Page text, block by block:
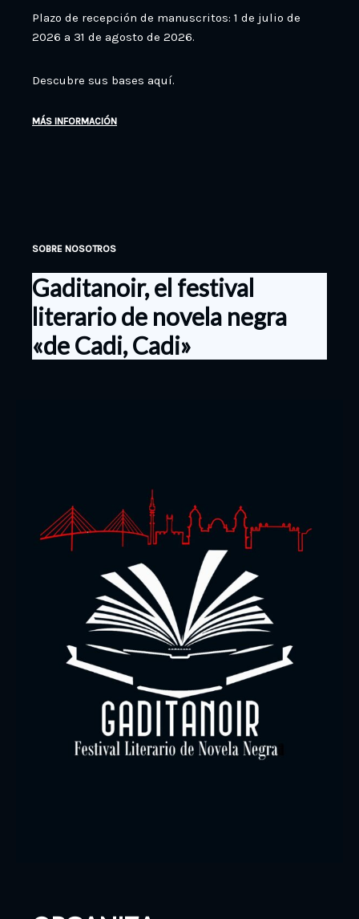
Plazo de recepción de manuscritos: 1 de julio de
2026 a 31 de agosto de 2026.
Descubre sus bases aquí.
MÁS INFORMACIÓN
SOBRE NOSOTROS
Gaditanoir, el festival
literario de novela negra
«de Cadi, Cadi»